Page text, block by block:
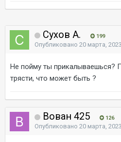
Сухов А. 199
Опубликовано 20 марта, 2023
Не пойму ты прикалываешься?
трясти, что может быть ?
Вован 425 126
Опубликовано 20 марта, 2023